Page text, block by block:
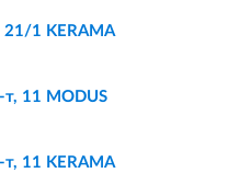
21/1 KERAMA
11 MODUS
11 KERAMA